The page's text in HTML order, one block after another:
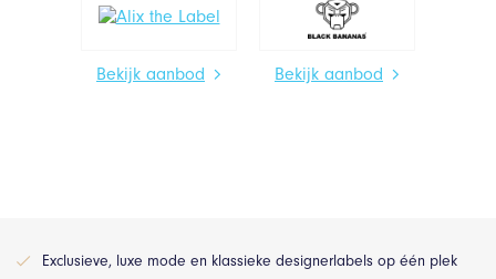
Bekijk aanbod Bekijk aanbod
Exclusieve, luxe mode en klassieke designerlabels op één plek